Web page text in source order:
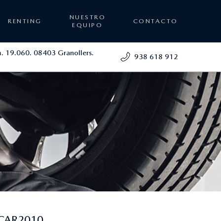
RENTING
NUESTRO
EQUIPO
CONTACTO
19.060. 08403 Granollers.
938 618 912